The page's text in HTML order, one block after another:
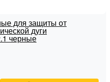
для защиты от
дуги
черные